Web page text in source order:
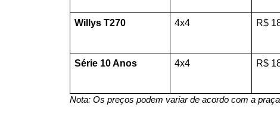
Willys T270 4x4 R$
Série 10 Anos 4x4 R$
Nota: Os preços podem variar de acordo com a